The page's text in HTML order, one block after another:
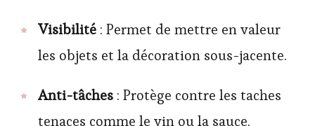
Visibilité : Permet de mettre en valeur
les objets et la décoration sous-jacente.
Anti-tâches : Protège contre les taches
tenaces comme le vin ou la sauce.